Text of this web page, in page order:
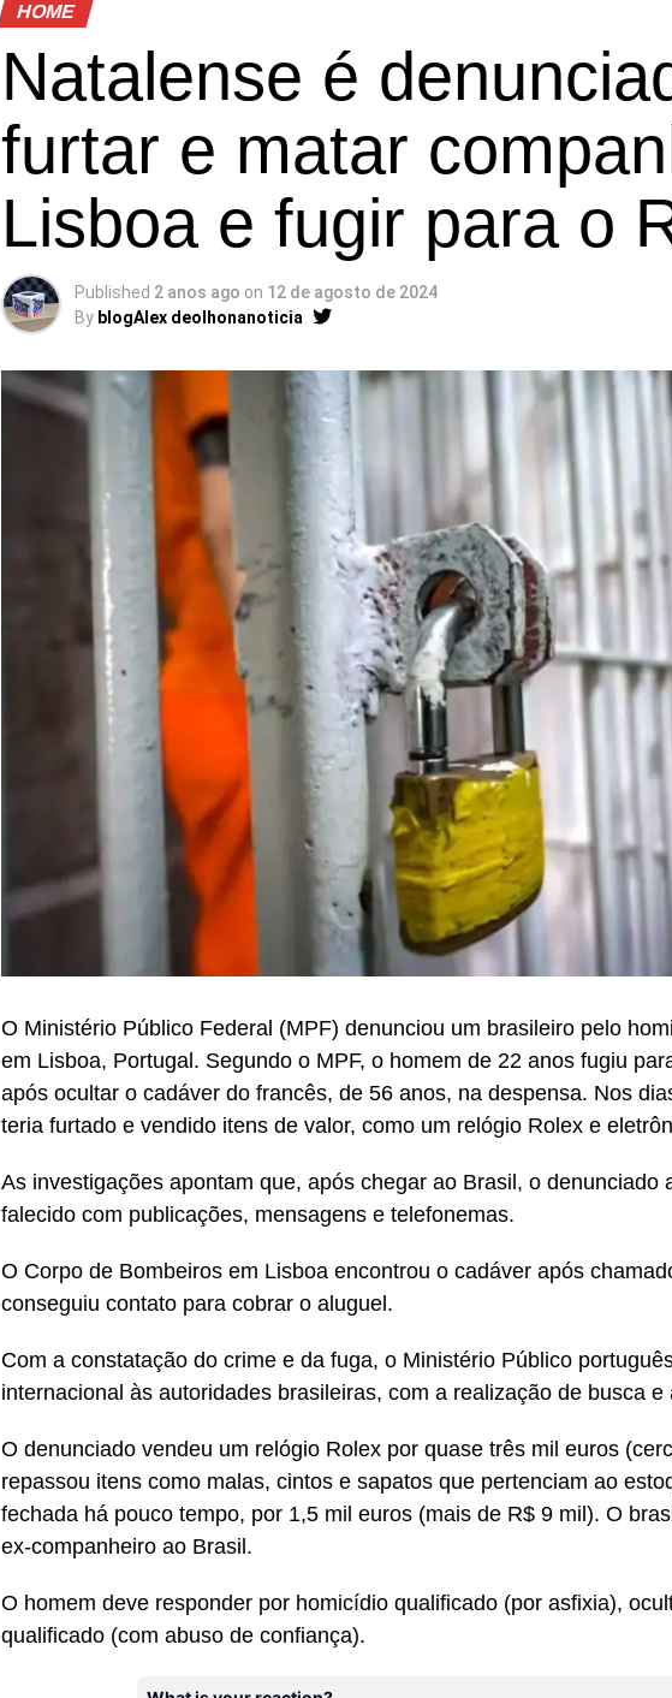
HOME
Natalense é
furtar e matar
Lisboa e fugir para o
Published 2 anos ago on 12 de agosto de 2024
By blogAlex deolhonanoticia
O Ministério Público Federal (MPF) denunciou um brasileiro pelo
em Lisboa, Portugal. Segundo o MPF, o homem de 22 anos fugiu
após ocultar o cadáver do francês, de 56 anos, na despensa. Nos
teria furtado e vendido itens de valor, como um relógio Rolex e
As investigações apontam que, após chegar ao Brasil, o denunciado
falecido com publicações, mensagens e telefonemas.
O Corpo de Bombeiros em Lisboa encontrou o cadáver após
conseguiu contato para cobrar o aluguel.
Com a constatação do crime e da fuga, o Ministério Público
internacional às autoridades brasileiras, com a realização de busca e
O denunciado vendeu um relógio Rolex por quase três mil euros
repassou itens como malas, cintos e sapatos que pertenciam ao
fechada há pouco tempo, por 1,5 mil euros (mais de R$ 9 mil). O
ex-companheiro ao Brasil.
O homem deve responder por homicídio qualificado (por asfixia),
qualificado (com abuso de confiança).